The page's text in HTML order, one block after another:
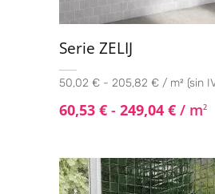
Serie ZELIJ
50,02 € - 205,82 € / m² (sin
60,53 € - 249,04 € / m2